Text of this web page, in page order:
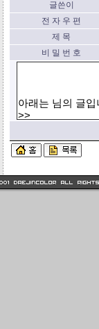
글쓴이
전 자 우 편
제 목
비 밀 번 호